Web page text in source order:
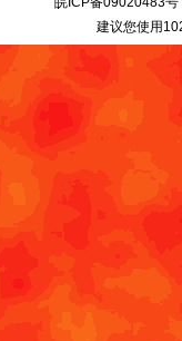
建议您使用